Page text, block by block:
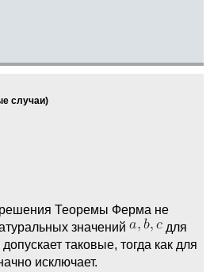
случаи)
Теоремы Ферма не
значений
для
таковые, тогда как для
исключает.